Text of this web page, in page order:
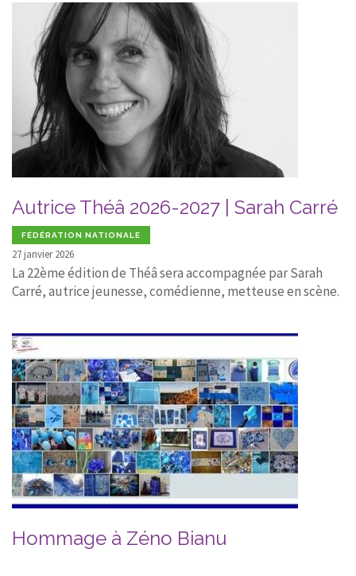
Autrice Théâ 2026-2027 | Sarah Carré
FÉDÉRATION NATIONALE
27 janvier 2026
La 22ème édition de Théâ sera accompagnée par Sarah
Carré, autrice jeunesse, comédienne, metteuse en scène.
Hommage à Zéno Bianu